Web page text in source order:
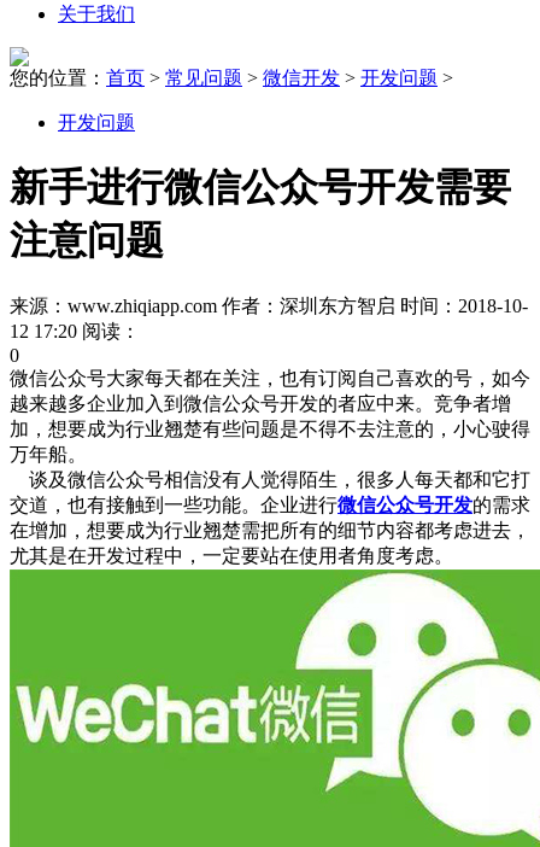
关于我们
您的位置： 首页 > 常见问题 > 微信开发 > 开发问题 >
开发问题
新手进行微信公众号开发需要
注意问题
来源：www.zhiqiapp.com 作者：深圳东方智启 时间：2018-10-
12 17:20 阅读：
0
微信公众号大家每天都在关注，也有订阅自己喜欢的号，如今
越来越多企业加入到微信公众号开发的者应中来。竞争者增
加，想要成为行业翘楚有些问题是不得不去注意的，小心驶得
万年船。
谈及微信公众号相信没有人觉得陌生，很多人每天都和它打
交道，也有接触到一些功能。企业进行微信公众号开发的需求
在增加，想要成为行业翘楚需把所有的细节内容都考虑进去，
尤其是在开发过程中，一定要站在使用者角度考虑。